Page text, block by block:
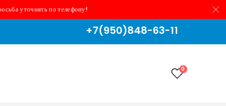
уточнять по телефону!
+7(950)848-63-11
0